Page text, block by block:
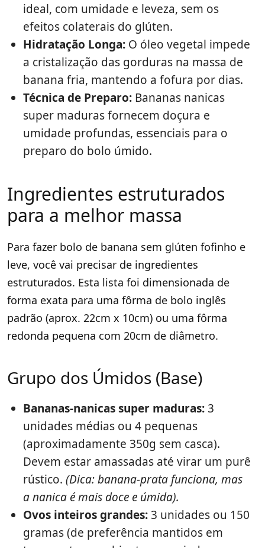
ideal, com umidade e leveza, sem os
efeitos colaterais do glúten.
Hidratação Longa: O óleo vegetal impede
a cristalização das gorduras na massa de
banana fria, mantendo a fofura por dias.
Técnica de Preparo: Bananas nanicas
super maduras fornecem doçura e
umidade profundas, essenciais para o
preparo do bolo úmido.
Ingredientes estruturados
para a melhor massa
Para fazer bolo de banana sem glúten fofinho e
leve, você vai precisar de ingredientes
estruturados. Esta lista foi dimensionada de
forma exata para uma fôrma de bolo inglês
padrão (aprox. 22cm x 10cm) ou uma fôrma
redonda pequena com 20cm de diâmetro.
Grupo dos Úmidos (Base)
Bananas-nanicas super maduras:3
unidades médias ou 4 pequenas
(aproximadamente 350g sem casca).
Devem estar amassadas até virar um purê
rústico. (Dica: banana-prata funciona, mas
a nanica é mais doce e úmida).
Ovos inteiros grandes:3 unidades ou 150
gramas (de preferência mantidos em